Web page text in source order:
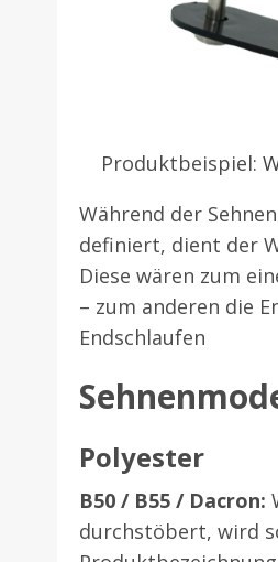
Produktbeispiel:
Während der
definiert, dient der
Diese wären zum
– zum anderen die
Endschlaufen
Polyester
B50 / B55 / Dacron:
durchstöbert, wird